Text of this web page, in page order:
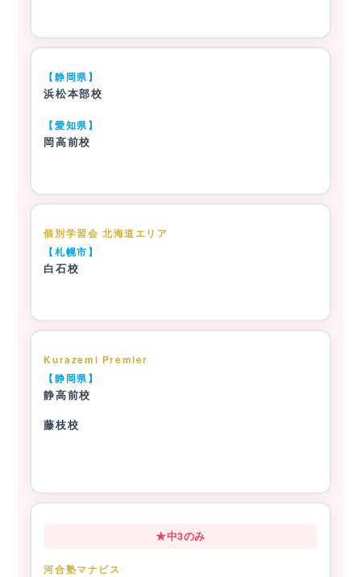
【静岡県】
浜松本部校
【愛知県】
岡高前校
個別学習会 北海道エリア
【札幌市】
白石校
Kurazemi Premier
【静岡県】
静高前校
藤枝校
★中3のみ
河合塾マナビス